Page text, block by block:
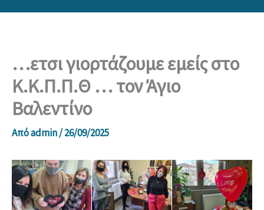
…ετσι γιορτάζουμε εμείς στο
Κ.Κ.Π.Π.Θ … τον Άγιο
Βαλεντίνο
Απόadmin/26/09/2025